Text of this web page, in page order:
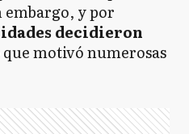
y por
decidieron
que motivó numerosas